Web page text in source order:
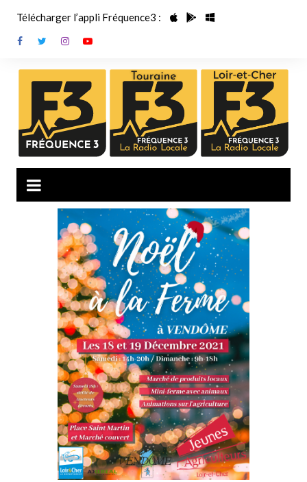
contenu
Télécharger l’appli Fréquence3 :